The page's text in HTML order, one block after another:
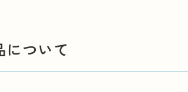
について